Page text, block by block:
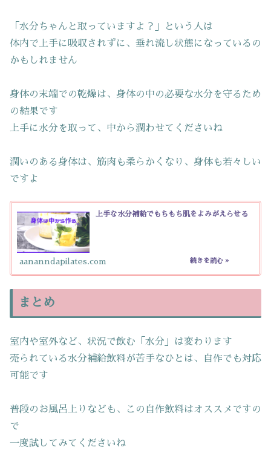
「水分ちゃんと取っていますよ？」という人は
体内で上手に吸収されずに、垂れ流し状態になっているの
かもしれません
身体の末端での乾燥は、身体の中の必要な水分を守るため
の結果です
上手に水分を取って、中から潤わせてくださいね
潤いのある身体は、筋肉も柔らかくなり、身体も若々しい
ですよ
上手な水分補給でもちもち肌をよみがえらせる
aananndapilates.com
まとめ
室内や室外など、状況で飲む「水分」は変わります
売られている水分補給飲料が苦手なひとは、自作でも対応
可能です
普段のお風呂上りなども、この自作飲料はオススメですの
で
一度試してみてくださいね